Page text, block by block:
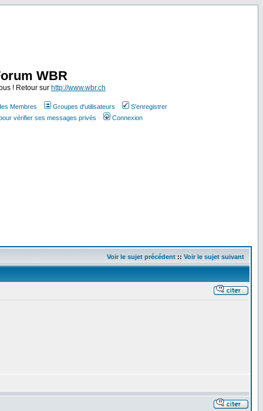
WBR
! Retour sur http://www.wbr.ch
Membres Groupes d'utilisateurs
S'enregistrer
vérifier ses messages privés
Connexion
Voir le sujet précédent :: Voir le sujet suivant